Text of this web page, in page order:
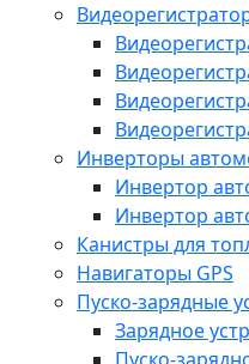
Инверторы
Инвертор
Инвертор
Канистры для
Навигаторы GPS
Пуско-зарядные
Зарядное